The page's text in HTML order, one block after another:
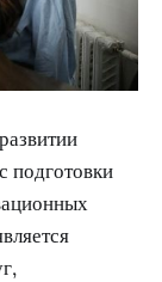
подготовки